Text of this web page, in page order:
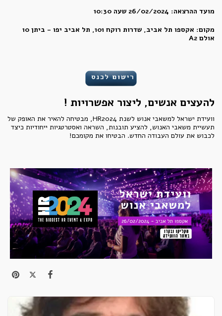
מועד ההרצאה: 26/02/2024 שעה 10:30
מקום: אקספו תל אביב, שדרות רוקח 101, תל אביב יפו - ביתן 10
אולם A2
להעצים אנשים, ליצור אפשרויות !
וועידת ישראל למשאבי אנוש לשנת HR2024, מבטיחה להאיר את האופק של
תעשיית משאבי האנוש, להציע תובנות, השראה ואסטרטגיות ייחודיות כיצד
לכבוש את עולם העבודה החדש. הבטיחו את מקומכם!